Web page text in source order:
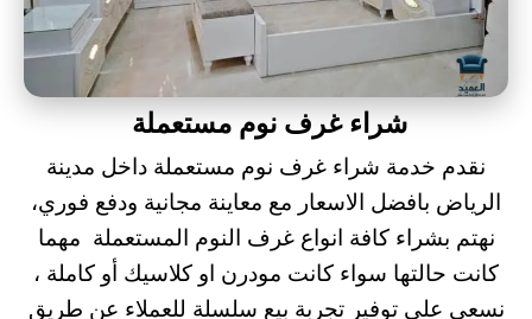
شراء غرف نوم مستعملة
نقدم خدمة شراء غرف نوم مستعملة داخل مدينة
الرياض بافضل الاسعار مع معاينة مجانية ودفع فوري،
نهتم بشراء كافة انواع غرف النوم المستعملة مهما
كانت حالتها سواء كانت مودرن او كلاسيك أو كاملة ،
نسعى على توفير تجربة بيع سلسلة للعملاء عن طريق